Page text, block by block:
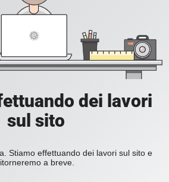
dei lavori
sul sito
Stiamo effettuando dei lavori sul sito e
a breve.